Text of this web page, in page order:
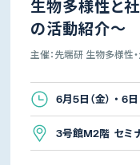
生物多様性と
の活動紹介～
主催：先端研 生物多様性
6月5日（金） ・ 6
3号館M2階 セミ